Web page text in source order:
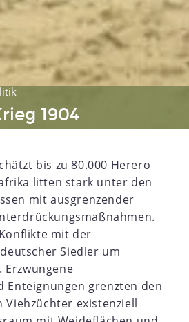
1904
bis zu 80.000 Herero
litten stark unter den
mit ausgrenzender
mit der
Siedler um
Erzwungene
Enteignungen grenzten den
existenziell